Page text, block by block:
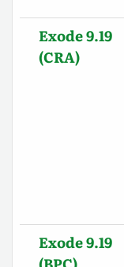
Exode 9.19
(CRA)
Exode 9.19